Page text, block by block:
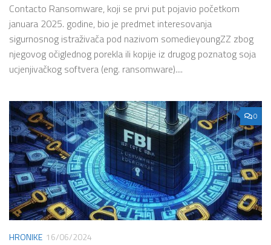
Contacto Ransomware, koji se prvi put pojavio početkom
januara 2025. godine, bio je predmet interesovanja
sigurnosnog istraživača pod nazivom somedieyoungZZ zbog
njegovog očiglednog porekla ili kopije iz drugog poznatog soja
ucjenjivačkog softvera (eng. ransomware)....
0
HRONIKE 16/06/2024